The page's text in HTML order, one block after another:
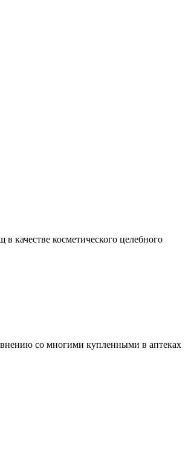
качестве косметического целебного
со многими купленными в аптеках